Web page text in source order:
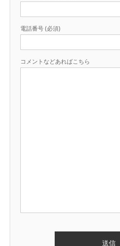
電話番号 (必須)
コメントなどあればこちら